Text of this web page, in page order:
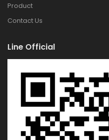
Product
Contact Us
Line Official